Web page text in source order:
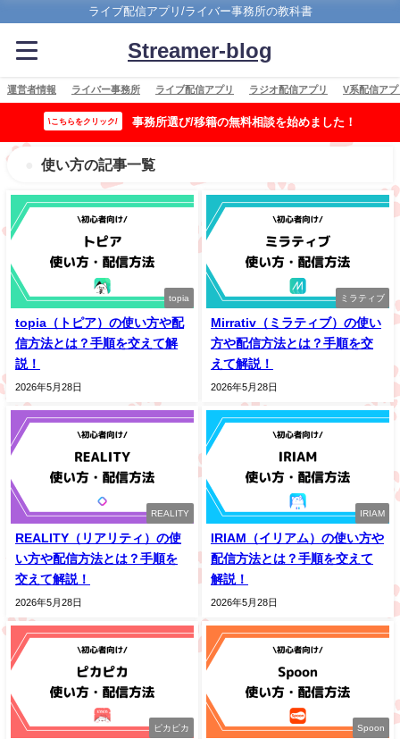
ライブ配信アプリ/ライバー事務所の教科書
Streamer-blog
運営者情報 ライバー事務所 ライブ配信アプリ ラジオ配信アプリ V系配信アプ
\こちらをクリック/ 事務所選び/移籍の無料相談を始めました！
使い方の記事一覧
topia
topia（トピア）の使い方や配
信方法とは？手順を交えて解
説！
2026年5月28日
ミラティブ
Mirrativ（ミラティブ）の使い
方や配信方法とは？手順を交
えて解説！
2026年5月28日
REALITY
REALITY（リアリティ）の使
い方や配信方法とは？手順を
交えて解説！
2026年5月28日
IRIAM
IRIAM（イリアム）の使い方や
配信方法とは？手順を交えて
解説！
2026年5月28日
ピカピカ Spoon